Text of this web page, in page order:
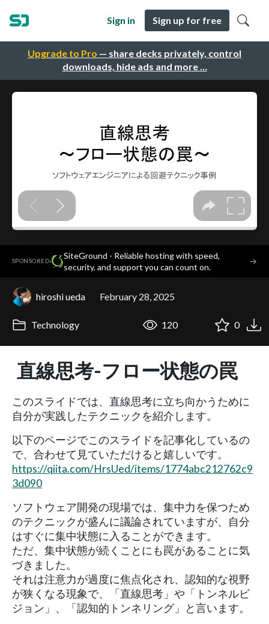
Upgrade to Pro — share decks privately, control
downloads, hide ads and more …
Sign in Sign up for free
SPONSORED·
SiteGround - Reliable hosting with speed,
security, and support you can count on.
→
hiroshi ueda February 28, 2025
Technology 120 0
直線思考-フロー状態の罠
このスライドでは、直線思考に立ち向かうために
自分が実践したテクニックを紹介します。
以下のページでこのスライドを記事化しているの
で、合わせて見ていただけると嬉しいです。
https://qiita.com/HrsUed/items/1774abc212762c9
3d090
ソフトウェア開発の現場では、集中力を保つため
のテクニックが盛んに議論されていますが、自分
はすぐに集中状態に入ることができます。
ただ、集中状態が続くことにも罠があることに気
づきました。
それは注意力が過度に焦点化され、認知的な視野
が狭くなる現象で、「直線思考」や「トンネルビ
ジョン」、「認知的トンネリング」と言います。